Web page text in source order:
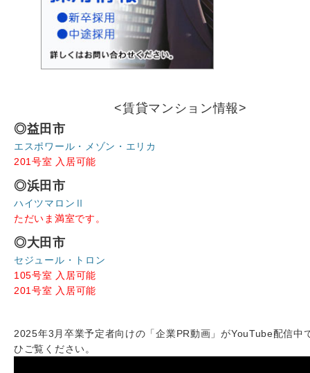
<賃貸マンション情報>
◎益田市
エスポワール・メゾン・エリカ
201号室 入居可能
◎浜田市
ハイツマロンⅡ
ただいま満室です。
◎大田市
セジュール・トロン
105号室 入居可能
201号室 入居可能
2025年3月卒業予定者向けの「企業PR動画」がYouTube配信中
ひご覧ください。